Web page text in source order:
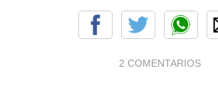
2 COMENTARIOS